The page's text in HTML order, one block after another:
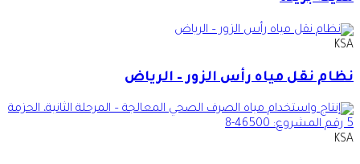
KSA
نظام نقل مياه رأس الزور – الرياض
KSA